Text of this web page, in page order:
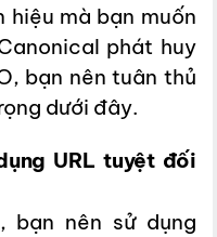
mà bạn muốn
phát huy
bạn nên tuân thủ
dưới đây.
URL tuyệt đối
bạn nên sử dụng